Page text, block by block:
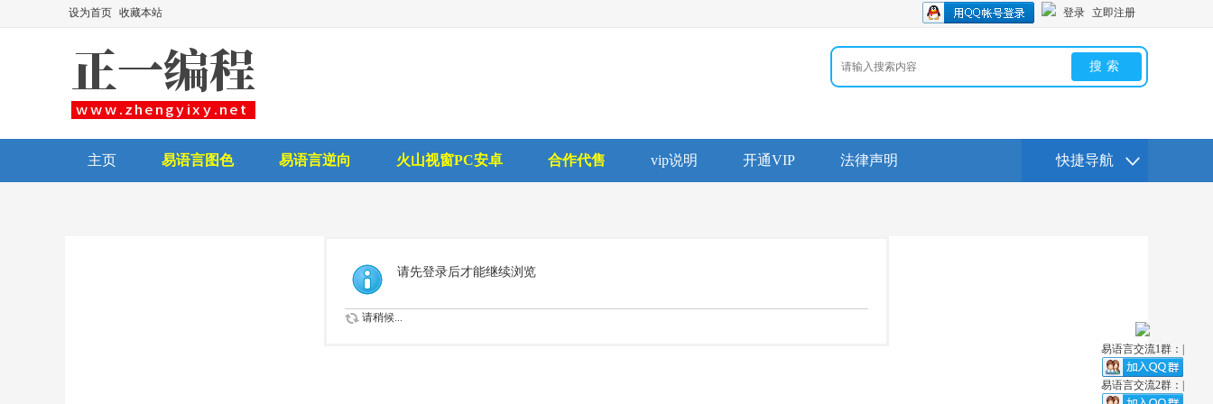
设为首页 收藏本站 登录 立即注册
搜索
主页 易语言图色 易语言逆向 火山视窗PC安卓 合作代售 vip说明 开通VIP 法律声明 快捷导航
请先登录后才能继续浏览
请稍候...
易语言交流1群：|
易语言交流2群：|